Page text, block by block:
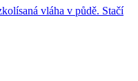
vláha v půdě. Stačí